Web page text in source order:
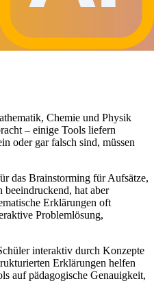
Chemie und Physik
– einige Tools liefern
oder gar falsch sind, müssen
das Brainstorming für Aufsätze,
hat aber
Erklärungen oft
Problemlösung,
interaktiv durch Konzepte
Erklärungen helfen
auf pädagogische Genauigkeit,